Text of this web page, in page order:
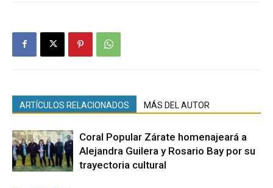
ARTÍCULOS RELACIONADOS MÁS DEL AUTOR
Coral Popular Zárate homenajeará a
Alejandra Guilera y Rosario Bay por su
trayectoria cultural